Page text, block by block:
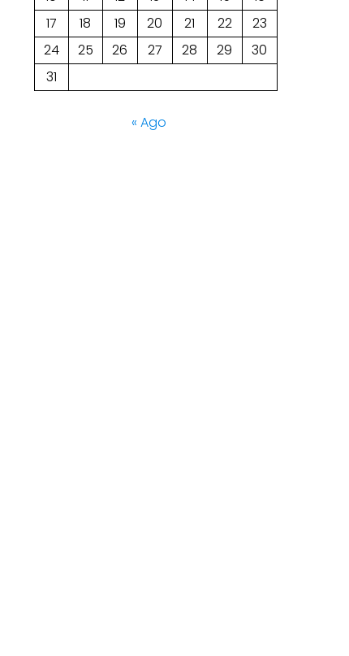
17
18 19 20 21 22
23
24
25 26 27 28 29
30
31
« Ago